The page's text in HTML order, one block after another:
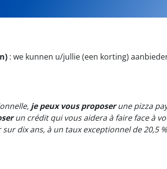
: we kunnen u/jullie (een korting)
je peux vous proposerune pizza
un crédit qui vous aidera à faire face à
dix ans, à un taux exceptionnel de 20,5